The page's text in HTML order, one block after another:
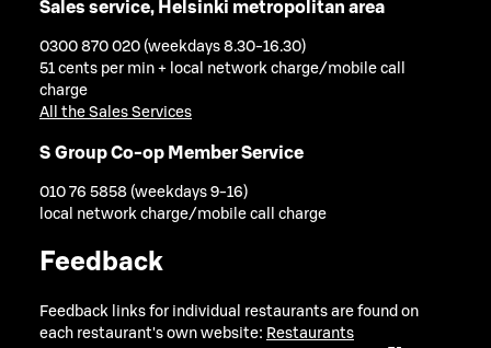
Sales service, Helsinki metropolitan area
0300 870 020 (weekdays 8.30-16.30)
51 cents per min + local network charge/mobile call
charge
All the Sales Services
S Group Co-op Member Service
010 76 5858 (weekdays 9-16)
local network charge/mobile call charge
Feedback
Feedback links for individual restaurants are found on
each restaurant's own website: Restaurants